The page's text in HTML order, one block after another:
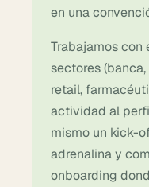
en una
Trabajamos con
sectores
retail,
actividad al
mismo un kick-
adrenalina y
onboarding